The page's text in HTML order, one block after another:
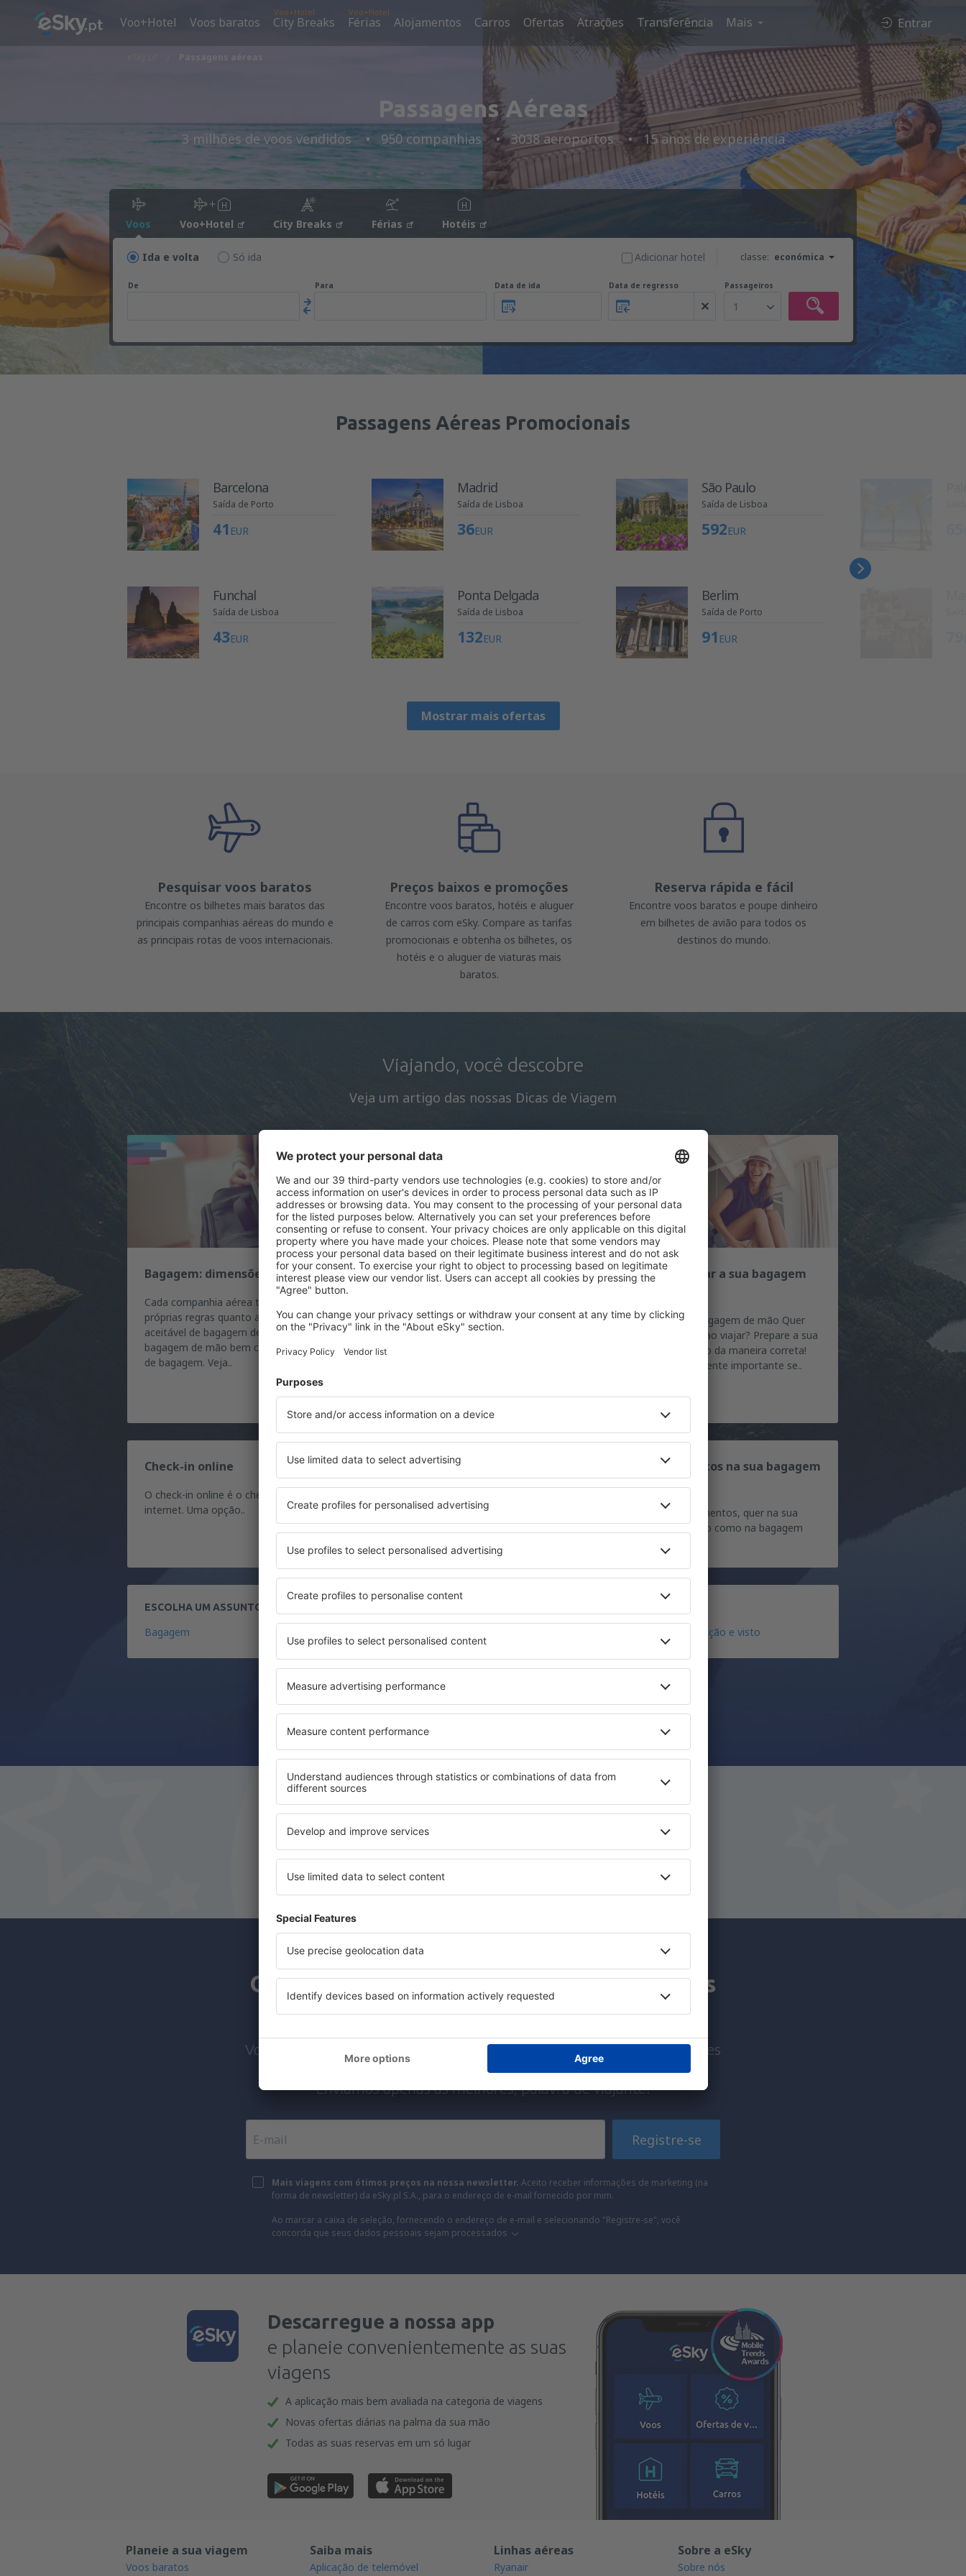
Voo+Hotel Voos baratos
Voo+Hotel
City Breaks
Voo+Hotel
Férias Alojamentos Carros Ofertas Atrações Transferência Mais Entrar
Passagens Aéreas
3 milhões de voos vendidos 950 companhias 3038 aeroportos 15 anos de experiência
Voos Voo+Hotel City Breaks Férias Hotéis
Ida e volta Só ida classe: económica
Adicionar hotel
De Para Data de ida Data de regresso Passageiros
1
Passagens Aéreas Promocionais
Barcelona
Saída de Porto
41 EUR
Funchal
Saída de Lisboa
43EUR
Madrid
Saída de Lisboa
36EUR
Ponta Delgada
Saída de Lisboa
132EUR
São Paulo
Saída de Lisboa
592EUR
Berlim
Saída de Porto
91 EUR
Mostrar mais ofertas
Pesquisar voos baratos
Encontre os bilhetes mais baratos das
principais companhias aéreas do mundo e
as principais rotas de voos internacionais.
Preços baixos e promoções
Encontre voos baratos, hotéis e aluguer
de carros com eSky. Compare as tarifas
promocionais e obtenha os bilhetes, os
hotéis e o aluguer de viaturas mais
baratos.
Reserva rápida e fácil
Encontre voos baratos e poupe dinheiro
em bilhetes de avião para todos os
destinos do mundo.
Viajando, você descobre
Veja um artigo das nossas Dicas de Viagem
Bagagem: dimensões e peso
Cada companhia aérea tem suas
próprias regras quanto ao tamanho
aceitável de bagagem despachada e
bagagem de mão bem como as taxas
de bagagem. Veja..
O que é proibido e permitido
avião?
itens que..
Como preparar a sua bagagem
Regras para a bagagem de mão Quer
poupar dinheiro ao viajar? Prepare a sua
bagagem de mão da maneira correta!
Isto é especialmente importante se..
Check-in online
O check-in online é o check-in feito na
internet. Uma opção..
Check-in no aeroporto
informações sobre o lugar exato..
Levar alimentos na sua bagagem
de mão
Poderá levar alimentos, quer na sua
bagagem de mão como na bagagem
ESCOLHA UM ASSUNTO
Bagagem Documentação e visto
Veja todas as Dicas de Viagem
Economize tempo e dinheiro.
Reserve Voo+Hotel na eSky.pt!
Confira
Os assinantes da newsletter viajam mais
por menos
Voos baratos, city breaks, férias – receba ofertas únicas de viagem antes
de todos.
Enviamos apenas as melhores, palavra de viajante!
Registre-se
Mais viagens com ótimos preços na nossa newsletter. Aceito receber informações de marketing (na
forma de newsletter) da eSky.pl S.A., para o endereço de e-mail fornecido por mim.
Ao marcar a caixa de seleção, fornecendo o endereço de e-mail e selecionando "Registre-se", você
concorda que seus dados pessoais sejam processados
Descarregue a nossa app
e planeie convenientemente as suas
viagens
A aplicação mais bem avaliada na categoria de viagens
Novas ofertas diárias na palma da sua mão
Todas as suas reservas em um só lugar
Planeie a sua viagem
Voos baratos
Saiba mais
Aplicação de telemóvel
Linhas aéreas
Ryanair
Sobre a eSky
Sobre nós